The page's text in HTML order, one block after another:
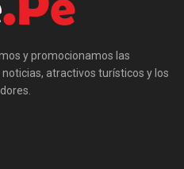
y promocionamos las
atractivos turísticos y los